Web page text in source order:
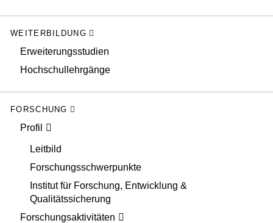
WEITERBILDUNG
Erweiterungsstudien
Hochschullehrgänge
FORSCHUNG
Profil
Leitbild
Forschungsschwerpunkte
Institut für Forschung, Entwicklung &
Qualitätssicherung
Forschungsaktivitäten